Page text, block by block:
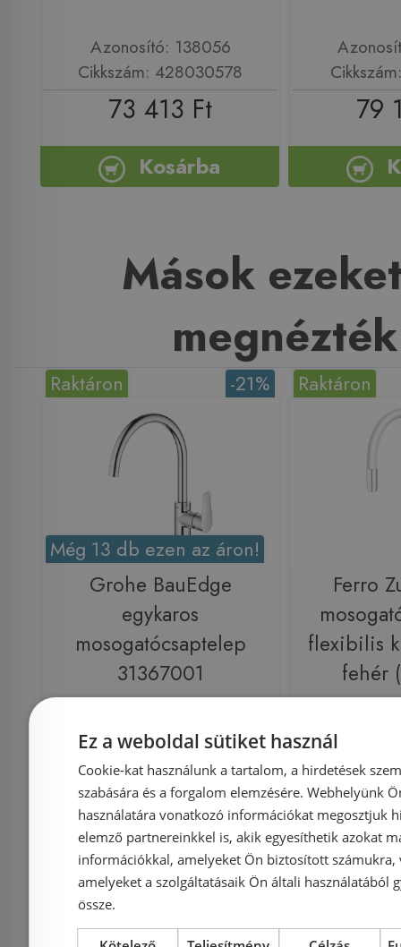
Azonosító: 138056
Cikkszám: 428030578
73 413 Ft
Kosárba
79
Mások
megnézték
-21%
Raktáron
Még 13 db ezen az áron!
Grohe BauEdge
egykaros
mosogatócsaptelep
31367001
Azonosító: 179657
Cikkszám: 31367001
34 306 Ft27 180 Ft
Kosárba
Raktáron
Ferro
flexibilis
fehér
22 600 Ft
-16%
Raktáron Rendelésre
Ez a weboldal sütiket használ
Cookie-kat használunk a tartalom, a hirdetések
szabására és a forgalom elemzésére. Webhelyünk
használatára vonatkozó információkat megosztjuk
elemző partnereinkkel is, akik egyesíthetik azokat
információkkal, amelyeket Ön biztosított számukra,
amelyeket a szolgáltatásaik Ön általi használatából
össze.